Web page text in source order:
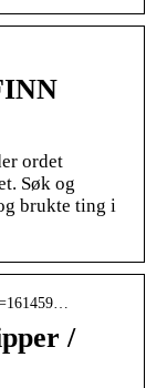
ordet
Søk og
brukte ting i
/